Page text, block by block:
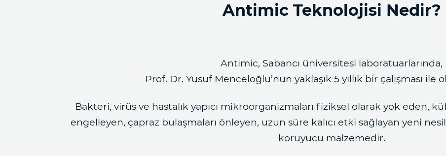
Antimic Teknolojisi Nedir?
Antimic, Sabancı üniversitesi laboratuarlarında,
Prof. Dr. Yusuf Menceloğlu’nun yaklaşık 5 yıllık bir çalışması
Bakteri, virüs ve hastalık yapıcı mikroorganizmaları fiziksel olarak yok eden,
engelleyen, çapraz bulaşmaları önleyen, uzun süre kalıcı etki sağlayan yeni
koruyucu malzemedir.